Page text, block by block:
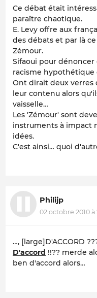
Ce débat était
paraître chaotique.
E. Levy offre aux
des débats et par là
Zémour.
Sifaoui pour
racisme hypothétique
Ont dirait deux verres
leur contenu alors
vaisselle…
Les 'Zémour' sont
instruments à impact
idées.
C'est ainsi… quoi
Philijp
02 octobre 2010 à
…, [large]D'ACCORD
D'accord !!?? merde
ben d'accord alors…